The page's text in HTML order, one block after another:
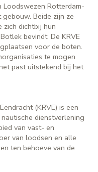
Loodswezen Rotterdam-
Beide zijn ze
zich dichtbij hun
bevindt. De KRVE
voor de boten.
te mogen
past uitstekend bij het
(KRVE) is een
dienstverlening
van vast- en
van loodsen en alle
ten behoeve van de